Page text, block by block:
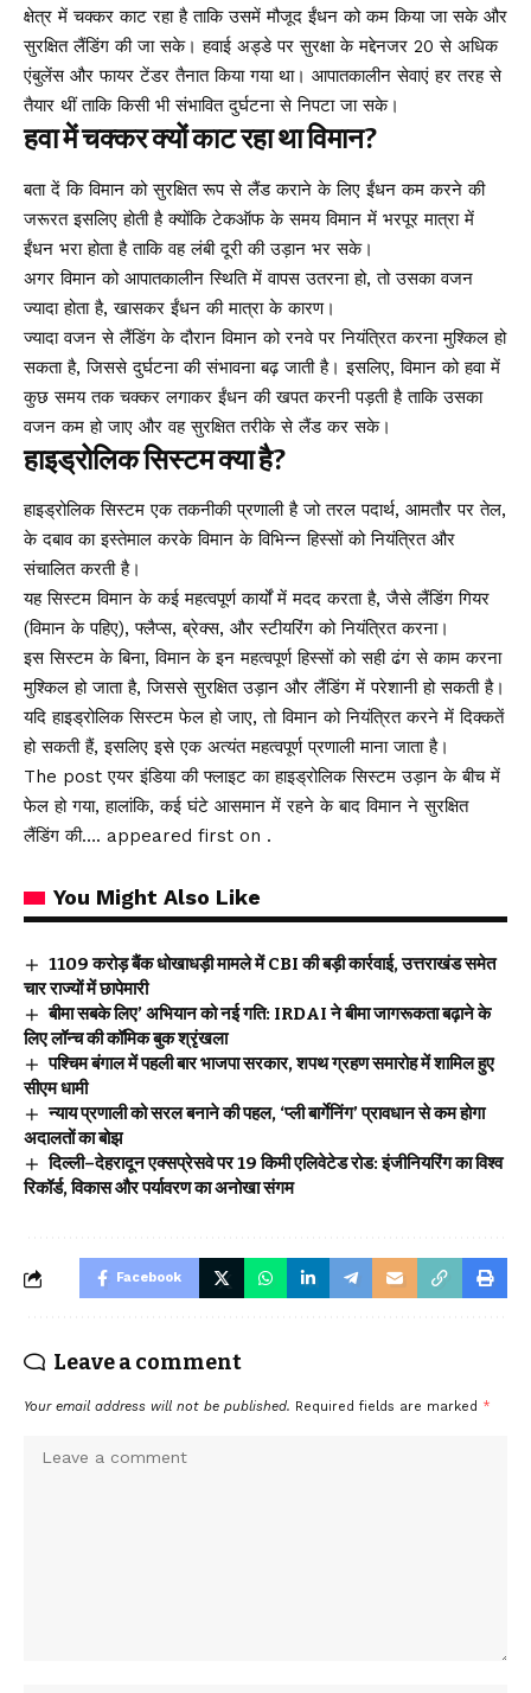
क्षेत्र में चक्कर काट रहा है ताकि उसमें मौजूद ईंधन को कम किया जा सके और
सुरक्षित लैंडिंग की जा सके। हवाई अड्डे पर सुरक्षा के मद्देनजर 20 से अधिक
एंबुलेंस और फायर टेंडर तैनात किया गया था। आपातकालीन सेवाएं हर तरह से
तैयार थीं ताकि किसी भी संभावित दुर्घटना से निपटा जा सके।
हवा में चक्कर क्यों काट रहा था विमान?
बता दें कि विमान को सुरक्षित रूप से लैंड कराने के लिए ईंधन कम करने की
जरूरत इसलिए होती है क्योंकि टेकऑफ के समय विमान में भरपूर मात्रा में
ईंधन भरा होता है ताकि वह लंबी दूरी की उड़ान भर सके।
अगर विमान को आपातकालीन स्थिति में वापस उतरना हो, तो उसका वजन
ज्यादा होता है, खासकर ईंधन की मात्रा के कारण।
ज्यादा वजन से लैंडिंग के दौरान विमान को रनवे पर नियंत्रित करना मुश्किल हो
सकता है, जिससे दुर्घटना की संभावना बढ़ जाती है। इसलिए, विमान को हवा में
कुछ समय तक चक्कर लगाकर ईंधन की खपत करनी पड़ती है ताकि उसका
वजन कम हो जाए और वह सुरक्षित तरीके से लैंड कर सके।
हाइड्रोलिक सिस्टम क्या है?
हाइड्रोलिक सिस्टम एक तकनीकी प्रणाली है जो तरल पदार्थ, आमतौर पर तेल,
के दबाव का इस्तेमाल करके विमान के विभिन्न हिस्सों को नियंत्रित और
संचालित करती है।
यह सिस्टम विमान के कई महत्वपूर्ण कार्यों में मदद करता है, जैसे लैंडिंग गियर
(विमान के पहिए), फ्लैप्स, ब्रेक्स, और स्टीयरिंग को नियंत्रित करना।
इस सिस्टम के बिना, विमान के इन महत्वपूर्ण हिस्सों को सही ढंग से काम करना
मुश्किल हो जाता है, जिससे सुरक्षित उड़ान और लैंडिंग में परेशानी हो सकती है।
यदि हाइड्रोलिक सिस्टम फेल हो जाए, तो विमान को नियंत्रित करने में दिक्कतें
हो सकती हैं, इसलिए इसे एक अत्यंत महत्वपूर्ण प्रणाली माना जाता है।
The post एयर इंडिया की फ्लाइट का हाइड्रोलिक सिस्टम उड़ान के बीच में
फेल हो गया, हालांकि, कई घंटे आसमान में रहने के बाद विमान ने सुरक्षित
लैंडिंग की…. appeared first on .
You Might Also Like
₹1109 करोड़ बैंक धोखाधड़ी मामले में CBI की बड़ी कार्रवाई, उत्तराखंड समेत
चार राज्यों में छापेमारी
बीमा सबके लिए’ अभियान को नई गति: IRDAI ने बीमा जागरूकता बढ़ाने के
लिए लॉन्च की कॉमिक बुक श्रृंखला
पश्चिम बंगाल में पहली बार भाजपा सरकार, शपथ ग्रहण समारोह में शामिल हुए
सीएम धामी
न्याय प्रणाली को सरल बनाने की पहल, ‘प्ली बार्गेनिंग’ प्रावधान से कम होगा
अदालतों का बोझ
दिल्ली–देहरादून एक्सप्रेसवे पर 19 किमी एलिवेटेड रोड: इंजीनियरिंग का विश्व
रिकॉर्ड, विकास और पर्यावरण का अनोखा संगम
Facebook
Leave a comment
Your email address will not be published. Required fields are marked *